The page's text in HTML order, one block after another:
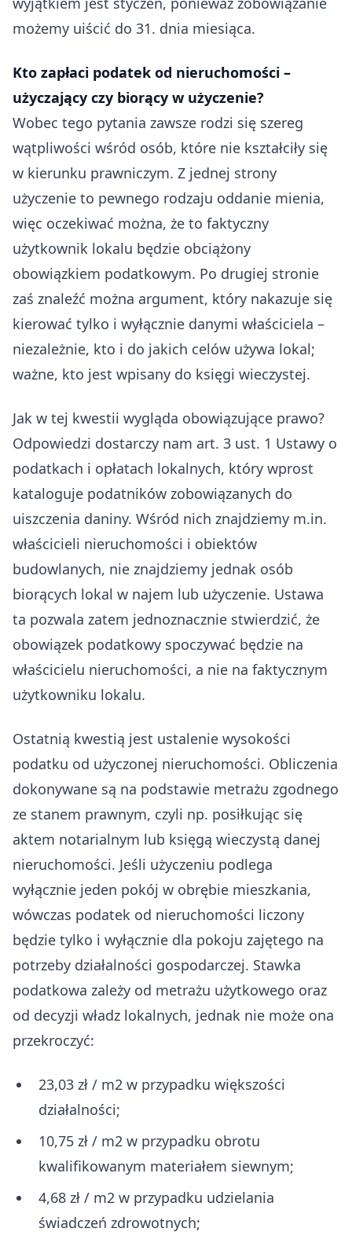
możemy uiścić do 31. dnia miesiąca.
Kto zapłaci podatek od nieruchomości –
użyczający czy biorący w użyczenie?
Wobec tego pytania zawsze rodzi się szereg
wątpliwości wśród osób, które nie kształciły się
w kierunku prawniczym. Z jednej strony
użyczenie to pewnego rodzaju oddanie mienia,
więc oczekiwać można, że to faktyczny
użytkownik lokalu będzie obciążony
obowiązkiem podatkowym. Po drugiej stronie
zaś znaleźć można argument, który nakazuje się
kierować tylko i wyłącznie danymi właściciela –
niezależnie, kto i do jakich celów używa lokal;
ważne, kto jest wpisany do księgi wieczystej.
Jak w tej kwestii wygląda obowiązujące prawo?
Odpowiedzi dostarczy nam art. 3 ust. 1 Ustawy o
podatkach i opłatach lokalnych, który wprost
kataloguje podatników zobowiązanych do
uiszczenia daniny. Wśród nich znajdziemy m.in.
właścicieli nieruchomości i obiektów
budowlanych, nie znajdziemy jednak osób
biorących lokal w najem lub użyczenie. Ustawa
ta pozwala zatem jednoznacznie stwierdzić, że
obowiązek podatkowy spoczywać będzie na
właścicielu nieruchomości, a nie na faktycznym
użytkowniku lokalu.
Ostatnią kwestią jest ustalenie wysokości
podatku od użyczonej nieruchomości. Obliczenia
dokonywane są na podstawie metrażu zgodnego
ze stanem prawnym, czyli np. posiłkując się
aktem notarialnym lub księgą wieczystą danej
nieruchomości. Jeśli użyczeniu podlega
wyłącznie jeden pokój w obrębie mieszkania,
wówczas podatek od nieruchomości liczony
będzie tylko i wyłącznie dla pokoju zajętego na
potrzeby działalności gospodarczej. Stawka
podatkowa zależy od metrażu użytkowego oraz
od decyzji władz lokalnych, jednak nie może ona
przekroczyć:
23,03 zł / m2 w przypadku większości
działalności;
10,75 zł / m2 w przypadku obrotu
kwalifikowanym materiałem siewnym;
4,68 zł / m2 w przypadku udzielania
świadczeń zdrowotnych;